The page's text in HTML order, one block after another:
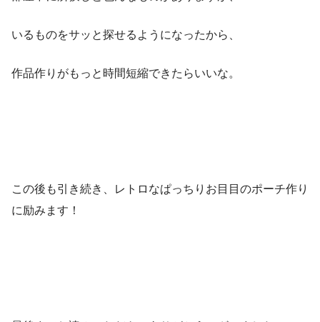
いるものをサッと探せるようになったから、
作品作りがもっと時間短縮できたらいいな。
この後も引き続き、レトロなぱっちりお目目のポーチ作り
に励みます！